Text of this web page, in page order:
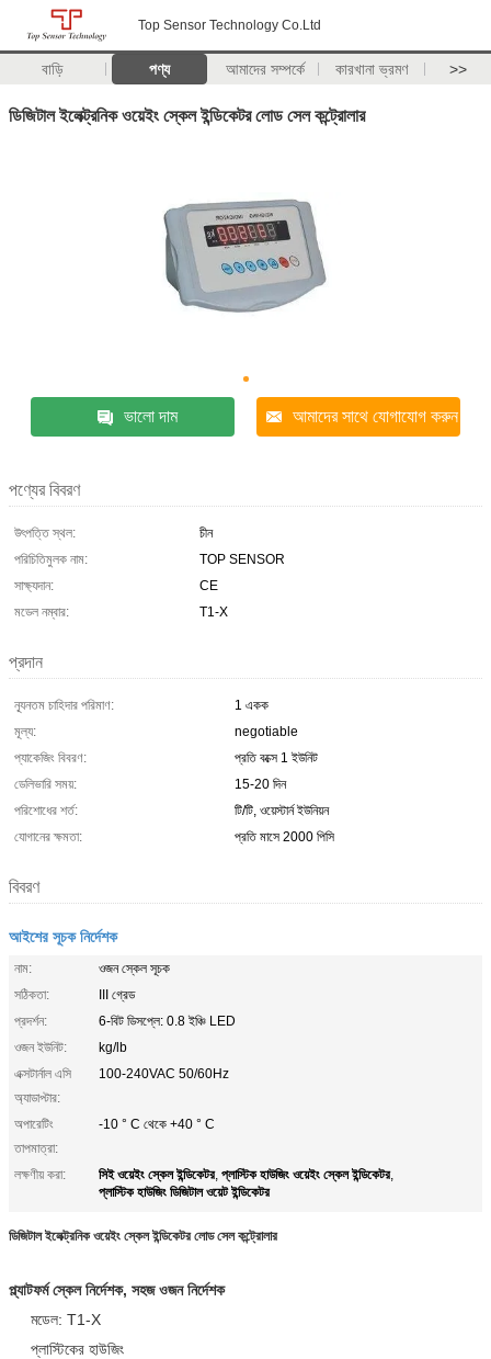
Top Sensor Technology Co.Ltd
বাড়ি পণ্য আমাদের সম্পর্কে কারখানা ভ্রমণ >>
ডিজিটাল ইলেক্ট্রনিক ওয়েইং স্কেল ইন্ডিকেটর লোড সেল কন্ট্রোলার
ভালো দাম আমাদের সাথে যোগাযোগ করুন
পণ্যের বিবরণ
উৎপত্তি স্থল:
চীন
পরিচিতিমুলক নাম:
TOP SENSOR
সাক্ষ্যদান:
CE
মডেল নম্বার:
T1-X
প্রদান
ন্যূনতম চাহিদার পরিমাণ:
1 একক
মূল্য:
negotiable
প্যাকেজিং বিবরণ:
প্রতি বক্সে 1 ইউনিট
ডেলিভারি সময়:
15-20 দিন
পরিশোধের শর্ত:
টি/টি, ওয়েস্টার্ন ইউনিয়ন
যোগানের ক্ষমতা:
প্রতি মাসে 2000 পিসি
বিবরণ
আইশের সূচক নির্দেশক
নাম:
ওজন স্কেল সূচক
সঠিকতা:
III গ্রেড
প্রদর্শন:
6-বিট ডিসপ্লে: 0.8 ইঞ্চি LED
ওজন ইউনিট:
kg/lb
এক্সটার্নাল এসি
অ্যাডাপ্টার:
100-240VAC 50/60Hz
অপারেটিং
তাপমাত্রা:
-10 ° C থেকে +40 ° C
লক্ষণীয় করা: সিই ওয়েইং স্কেল ইন্ডিকেটর, প্লাস্টিক হাউজিং ওয়েইং স্কেল ইন্ডিকেটর,
প্লাস্টিক হাউজিং ডিজিটাল ওয়েট ইন্ডিকেটর
ডিজিটাল ইলেক্ট্রনিক ওয়েইং স্কেল ইন্ডিকেটর লোড সেল কন্ট্রোলার
প্ল্যাটফর্ম স্কেল নির্দেশক, সহজ ওজন নির্দেশক
মডেল: T1-X
প্লাস্টিকের হাউজিং